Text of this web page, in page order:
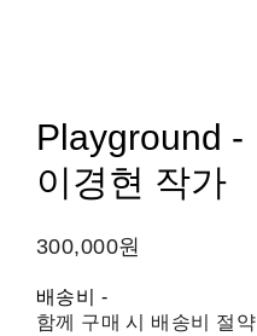
Playground -
이경현 작가
300,000원
배송비 -
함께 구매 시 배송비 절약